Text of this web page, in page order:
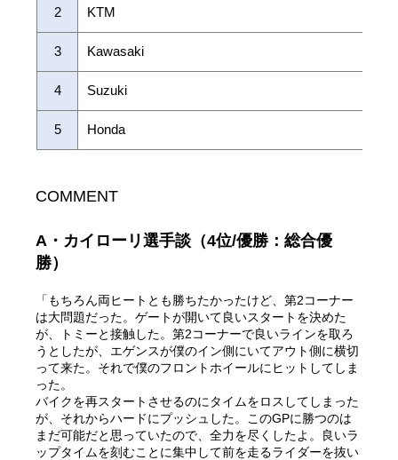
2 KTM
3 Kawasaki
4 Suzuki
5 Honda
COMMENT
A・カイローリ選手談（4位/優勝：総合優
勝）
「もちろん両ヒートとも勝ちたかったけど、第2コーナー
は大問題だった。ゲートが開いて良いスタートを決めた
が、トミーと接触した。第2コーナーで良いラインを取ろ
うとしたが、エゲンスが僕のイン側にいてアウト側に横切
って来た。それで僕のフロントホイールにヒットしてしま
った。
バイクを再スタートさせるのにタイムをロスしてしまった
が、それからハードにプッシュした。このGPに勝つのは
まだ可能だと思っていたので、全力を尽くしたよ。良いラ
ップタイムを刻むことに集中して前を走るライダーを抜い